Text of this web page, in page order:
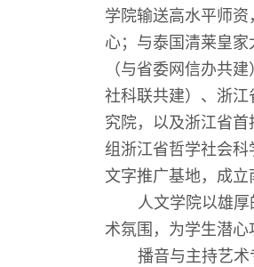
学院输送高水平师
心；与泰国清莱皇
（与省委网信办共
社科联共建） 、浙
究院，以及浙江省
组浙江省哲学社会
文字推广基地，成
人文学院以雄
术氛围，为学生潜
播音与主持艺